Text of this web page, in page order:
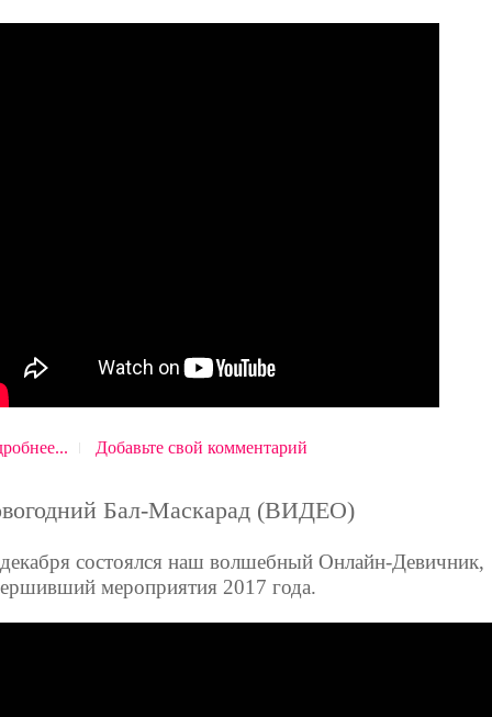
Добавьте свой комментарий
Бал-Маскарад (ВИДЕО)
состоялся наш волшебный Онлайн-Девичник,
мероприятия 2017 года.